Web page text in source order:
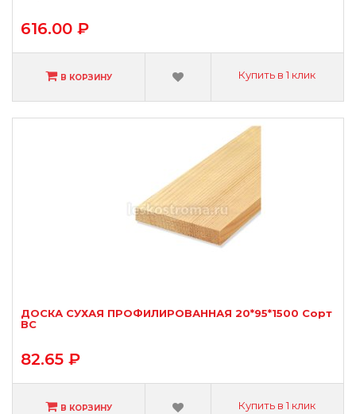
616.00 ₽
В КОРЗИНУ Купить в 1 клик
ДОСКА СУХАЯ ПРОФИЛИРОВАННАЯ 20*95*1500 Сорт
ВС
82.65 ₽
В КОРЗИНУ Купить в 1 клик